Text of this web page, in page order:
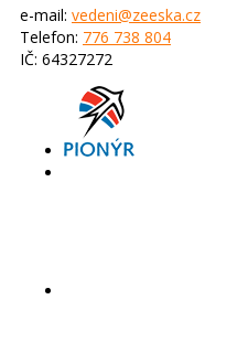
e-mail: vedeni@zeeska.cz
Telefon: 776 738 804
IČ: 64327272